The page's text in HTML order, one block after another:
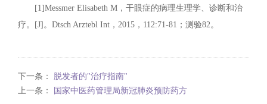
[1]Messmer Elisabeth M，干眼症的病理生理学、诊断和治
疗。[J]。Dtsch Arztebl Int，2015，112:71-81；测验82。
下一条： 脱发者的"治疗指南"
上一条：
国家中医药管理局新冠肺炎预防药方